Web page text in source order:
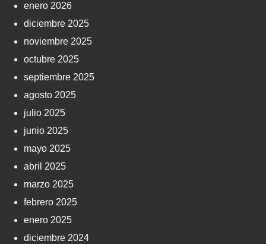
enero 2026
diciembre 2025
noviembre 2025
octubre 2025
septiembre 2025
agosto 2025
julio 2025
junio 2025
mayo 2025
abril 2025
marzo 2025
febrero 2025
enero 2025
diciembre 2024